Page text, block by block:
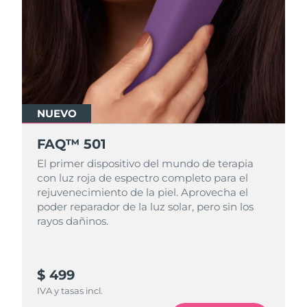
NUEVO
FAQ™ 501
El primer dispositivo del mundo de terapia
con luz roja de espectro completo para el
rejuvenecimiento de la piel. Aprovecha el
poder reparador de la luz solar, pero sin los
rayos dañinos.
$ 499
IVA y tasas incl.
Entrega prevista 8/12/26
Entrega prevista
Portugal Entrega prevista
Puerto Rico Entrega prevista8/11/26
Catar
Reunión Entrega prevista
Rumanía
Arabia Saudí